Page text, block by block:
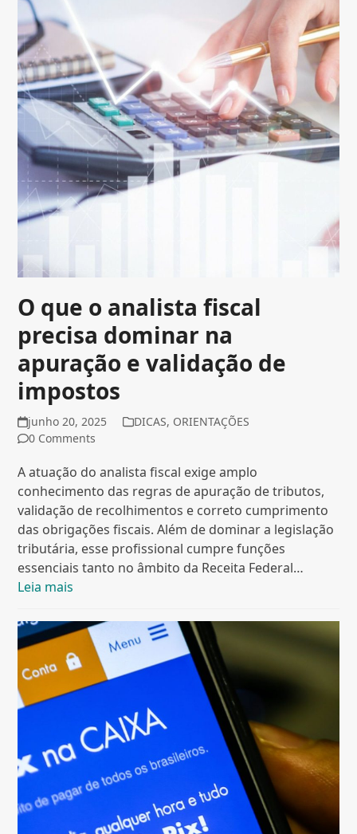
O que o analista fiscal
precisa dominar na
apuração e validação de
impostos
junho 20, 2025 DICAS, ORIENTAÇÕES
0 Comments
A atuação do analista fiscal exige amplo
conhecimento das regras de apuração de tributos,
validação de recolhimentos e correto cumprimento
das obrigações fiscais. Além de dominar a legislação
tributária, esse profissional cumpre funções
essenciais tanto no âmbito da Receita Federal…
Leia mais